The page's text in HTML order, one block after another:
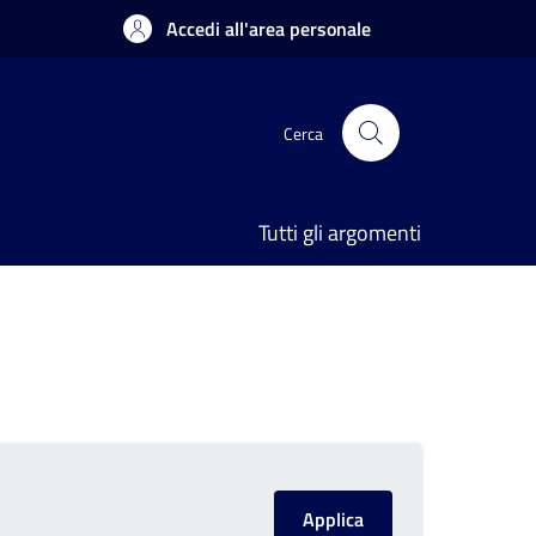
Accedi all'area personale
Cerca
Tutti gli argomenti